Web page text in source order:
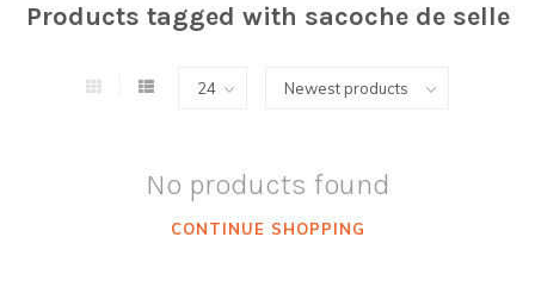
Products tagged with sacoche de selle
No products found
CONTINUE SHOPPING